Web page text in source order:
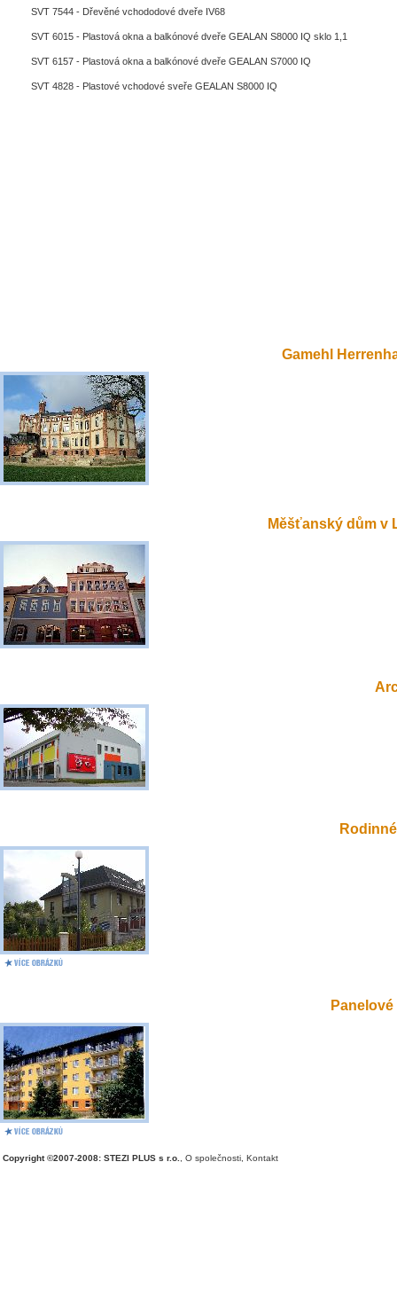
SVT 7544 - Dřevěné vchododové dveře IV68
SVT 6015 - Plastová okna a balkónové dveře GEALAN S8000 IQ sklo 1,1
SVT 6157 - Plastová okna a balkónové dveře GEALAN S7000 IQ
SVT 4828 - Plastové vchodové sveře GEALAN S8000 IQ
Gamehl
Měšťanský dům v
Panelové
Copyright ©2007-2008: STEZI PLUS s r.o. O společnosti Kontakt